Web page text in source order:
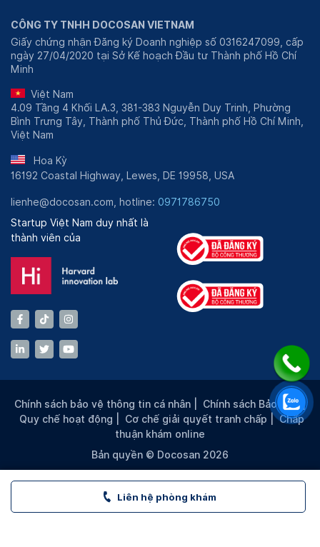
Liên hệ phòng khám
CÔNG TY TNHH DOCOSAN VIETNAM
Giấy chứng nhận Đăng ký Doanh nghiệp số 0316247099, cấp
ngày 27/04/2020 tại Sở Kế hoạch Đầu tư Thành phố Hồ Chí
Minh
Việt Nam
4.09 Tầng 4 Khối LA.3, 381-383 Nguyễn Duy Trinh, Phường
Bình Trưng Tây, Thành phố Thủ Đức, Thành phố Hồ Chí Minh,
Việt Nam
Hoa Kỳ
16192 Coastal Highway, Lewes, DE 19958, USA
lienhe@docosan.com, hotline: 0971786750
Startup Việt Nam duy nhất là
thành viên của
Chính sách bảo vệ thông tin cá nhân Chính sách Bảo mật |
Quy chế hoạt động
Cơ chế giải quyết tranh chấp |Chấp
thuận khám online
Bản quyền © Docosan 2026